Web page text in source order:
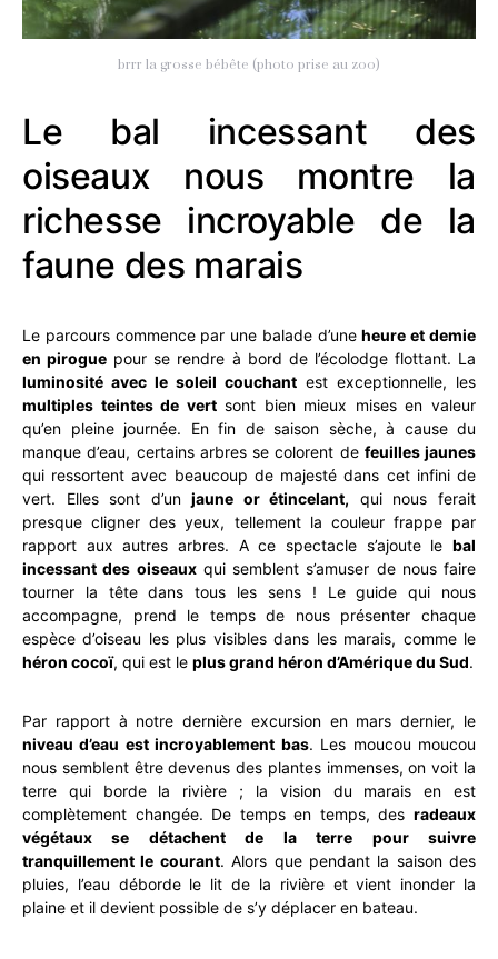
brrr la grosse bébête (photo prise au zoo)
Le bal incessant des
oiseaux nous montre la
richesse incroyable de la
faune des marais
Le parcours commence par une balade d’uneheure et demie
en pirogue pour se rendre à bord de l’écolodge flottant. La
luminosité avec le soleil couchant est exceptionnelle, les
multiples teintes de vertsont bien mieux mises en valeur
qu’en pleine journée. En fin de saison sèche, à cause du
manque d’eau, certains arbres se colorent de feuilles jaunes
qui ressortent avec beaucoup de majesté dans cet infini de
vert. Elles sont d’unjaune or étincelant, qui nous ferait
presque cligner des yeux, tellement la couleur frappe par
rapport aux autres arbres. A ce spectacle s’ajoute le bal
incessant des oiseauxqui semblent s’amuser de nous faire
tourner la tête dans tous les sens ! Le guide qui nous
accompagne, prend le temps de nous présenter chaque
espèce d’oiseau les plus visibles dans les marais, comme le
héron cocoï, qui est le plus grand héron d’Amérique du Sud.
Par rapport à notre dernière excursion en mars dernier, le
niveau d’eau est incroyablement bas. Les moucou moucou
nous semblent être devenus des plantes immenses, on voit la
terre qui borde la rivière ; la vision du marais en est
complètement changée. De temps en temps, des radeaux
végétaux se détachent de la terre pour suivre
tranquillement le courant. Alors que pendant la saison des
pluies, l’eau déborde le lit de la rivière et vient inonder la
plaine et il devient possible de s’y déplacer en bateau.